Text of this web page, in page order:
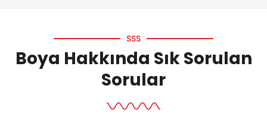
SSS
Boya Hakkında Sık Sorulan
Sorular